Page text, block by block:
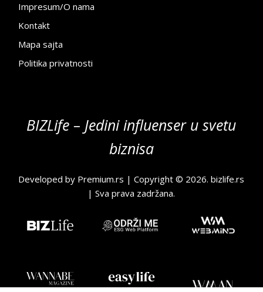
Impresum/O nama
Kontakt
Mapa sajta
Politika privatnosti
BIZLife – Jedini influenser u svetu
biznisa
Developed by Premium.rs | Copyright © 2026.bizlife.rs
| Sva prava zadržana.